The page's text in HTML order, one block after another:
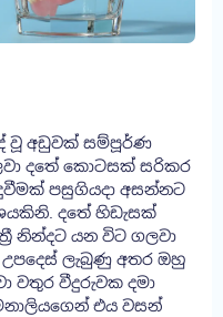
වූ අඩුවක් සම්පූර්ණ
දතේ කොටසක් සරිකර
පසුගියදා අසන්නට
දතේ හිඩැසක්
නින්දට යන විට ගලවා
ලැබුණු අතර ඔහු
වතුර වීදුරුවක දමා
එය වසන්